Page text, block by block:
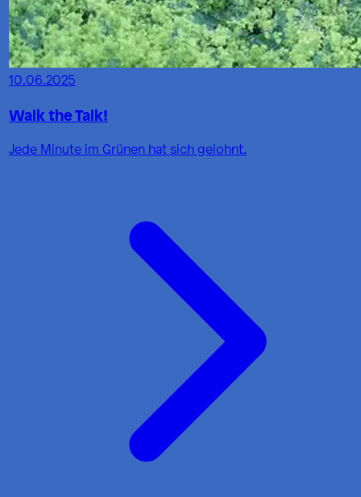
10.06.2025
Walk the Talk!
Jede Minute im Grünen hat sich gelohnt.